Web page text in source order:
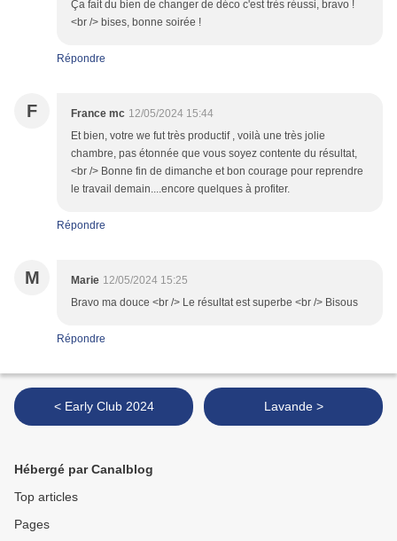
Ça fait du bien de changer de déco c'est très réussi, bravo !
<br /> bises, bonne soirée !
Répondre
F France mc 12/05/2024 15:44
Et bien, votre we fut très productif , voilà une très jolie
chambre, pas étonnée que vous soyez contente du résultat,
<br /> Bonne fin de dimanche et bon courage pour reprendre
le travail demain....encore quelques à profiter.
Répondre
M Marie 12/05/2024 15:25
Bravo ma douce <br /> Le résultat est superbe <br /> Bisous
Répondre
< Early Club 2024 Lavande >
Hébergé par Canalblog
Top articles
Pages